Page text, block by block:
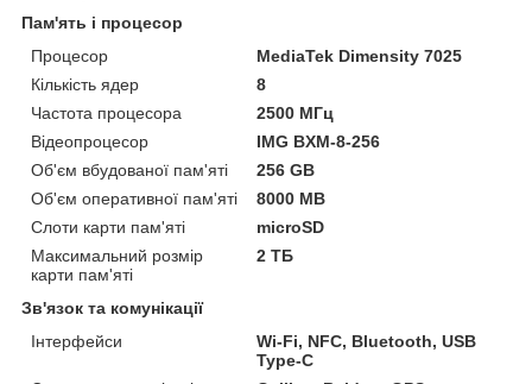
Пам'ять і процесор
Процесор
MediaTek Dimensity 7025
Кількість ядер
8
Частота процесора
2500 МГц
Відеопроцесор
IMG BXM-8-256
Об'єм вбудованої пам'яті
256 GB
Об'єм оперативної пам'яті
8000 MB
Слоти карти пам'яті
microSD
Максимальний розмір
карти пам'яті
2 ТБ
Зв'язок та комунікації
Інтерфейси
Wi-Fi, NFC, Bluetooth, USB
Type-C